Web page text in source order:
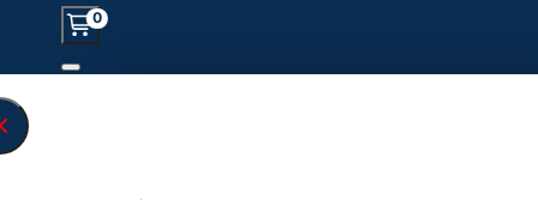
0Maksutavat